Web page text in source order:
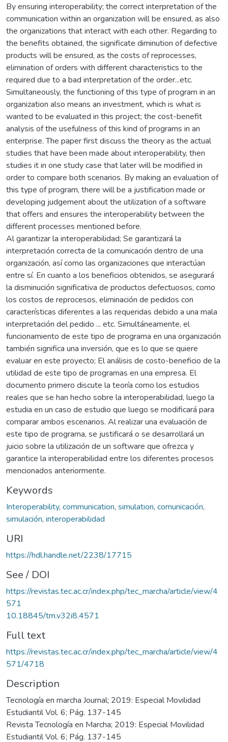
By ensuring interoperability; the correct interpretation of the
communication within an organization will be ensured, as also
the organizations that interact with each other. Regarding to
the benefits obtained, the significate diminution of defective
products will be ensured, as the costs of reprocesses,
elimination of orders with different characteristics to the
required due to a bad interpretation of the order...etc.
Simultaneously, the functioning of this type of program in an
organization also means an investment, which is what is
wanted to be evaluated in this project; the cost-benefit
analysis of the usefulness of this kind of programs in an
enterprise. The paper first discuss the theory as the actual
studies that have been made about interoperability, then
studies it in one study case that later will be modified in
order to compare both scenarios. By making an evaluation of
this type of program, there will be a justification made or
developing judgement about the utilization of a software
that offers and ensures the interoperability between the
different processes mentioned before.
Al garantizar la interoperabilidad; Se garantizará la
interpretación correcta de la comunicación dentro de una
organización, así como las organizaciones que interactúan
entre sí. En cuanto a los beneficios obtenidos, se asegurará
la disminución significativa de productos defectuosos, como
los costos de reprocesos, eliminación de pedidos con
características diferentes a las requeridas debido a una mala
interpretación del pedido ... etc. Simultáneamente, el
funcionamiento de este tipo de programa en una organización
también significa una inversión, que es lo que se quiere
evaluar en este proyecto; El análisis de costo-beneficio de la
utilidad de este tipo de programas en una empresa. El
documento primero discute la teoría como los estudios
reales que se han hecho sobre la interoperabilidad, luego la
estudia en un caso de estudio que luego se modificará para
comparar ambos escenarios. Al realizar una evaluación de
este tipo de programa, se justificará o se desarrollará un
juicio sobre la utilización de un software que ofrezca y
garantice la interoperabilidad entre los diferentes procesos
mencionados anteriormente.
Keywords
Interoperability, communication, simulation, comunicación,
simulación, interoperabilidad
URI
https://hdl.handle.net/2238/17715
See / DOI
https://revistas.tec.ac.cr/index.php/tec_marcha/article/view/4
571
10.18845/tm.v32i8.4571
Full text
https://revistas.tec.ac.cr/index.php/tec_marcha/article/view/4
571/4718
Description
Tecnología en marcha Journal; 2019: Especial Movilidad
Estudiantil Vol. 6; Pág. 137-145
Revista Tecnología en Marcha; 2019: Especial Movilidad
Estudiantil Vol. 6; Pág. 137-145